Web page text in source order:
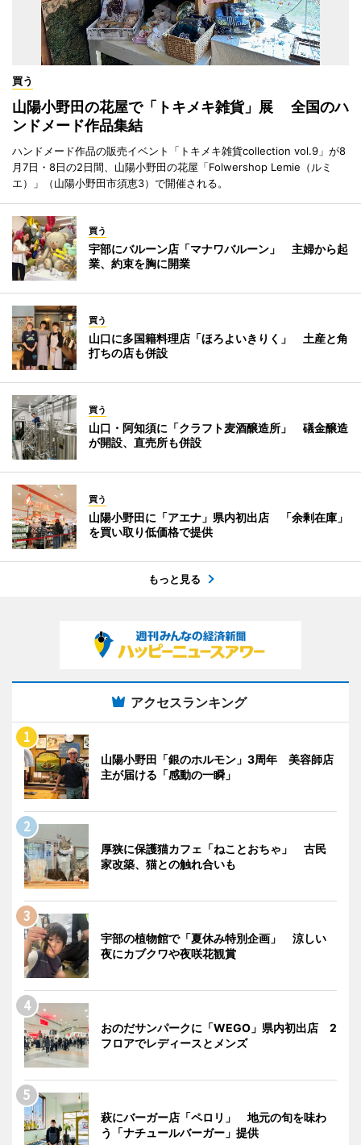
買う
山陽小野田の花屋で「トキメキ雑貨」展 全国のハ
ンドメード作品集結
ハンドメード作品の販売イベント「トキメキ雑貨collection vol.9」が8
月7日・8日の2日間、山陽小野田の花屋「Folwershop Lemie（ルミ
エ）」（山陽小野田市須恵3）で開催される。
買う
宇部にバルーン店「マナワバルーン」 主婦から起
業、約束を胸に開業
買う
山口に多国籍料理店「ほろよいきりく」 土産と角
打ちの店も併設
買う
山口・阿知須に「クラフト麦酒醸造所」 礒金醸造
が開設、直売所も併設
買う
山陽小野田に「アエナ」県内初出店 「余剰在庫」
を買い取り低価格で提供
もっと見る
アクセスランキング
山陽小野田「銀のホルモン」3周年 美容師店
主が届ける「感動の一瞬」
厚狭に保護猫カフェ「ねことおちゃ」 古民
家改築、猫との触れ合いも
宇部の植物館で「夏休み特別企画」 涼しい
夜にカブクワや夜咲花観賞
おのだサンパークに「WEGO」県内初出店 2
フロアでレディースとメンズ
萩にバーガー店「ペロリ」 地元の旬を味わ
う「ナチュールバーガー」提供